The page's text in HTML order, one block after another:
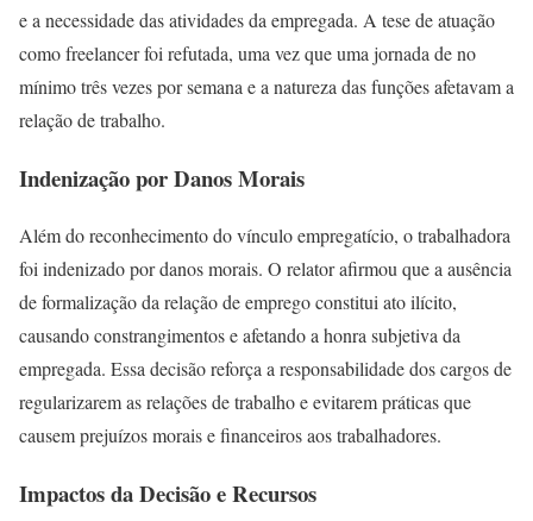
e a necessidade das atividades da empregada. A tese de atuação
como freelancer foi refutada, uma vez que uma jornada de no
mínimo três vezes por semana e a natureza das funções afetavam a
relação de trabalho.
Indenização por Danos Morais
Além do reconhecimento do vínculo empregatício, o trabalhadora
foi indenizado por danos morais. O relator afirmou que a ausência
de formalização da relação de emprego constitui ato ilícito,
causando constrangimentos e afetando a honra subjetiva da
empregada. Essa decisão reforça a responsabilidade dos cargos de
regularizarem as relações de trabalho e evitarem práticas que
causem prejuízos morais e financeiros aos trabalhadores.
Impactos da Decisão e Recursos